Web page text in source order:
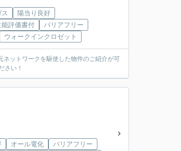
陽当り良好
評価書付
バリアフリー
ウォークインクロゼット
ットワークを駆使した物件のご紹介が可
さい！
オール電化
バリアフリー